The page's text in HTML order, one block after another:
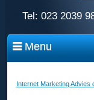
Tel: 023 2039
Menu
Internet Marketing Advies